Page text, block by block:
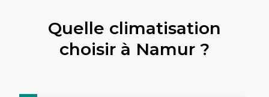
Quelle climatisation
choisir à Namur ?